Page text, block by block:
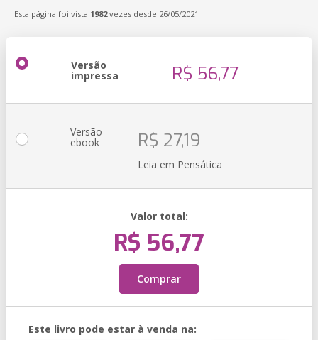
Esta página foi vista 1982vezes desde 26/05/2021
Versão
impressa R$ 56,77
Versão
ebook R$ 27,19
Leia em Pensática
Valor total:
R$ 56,77
Comprar
Este livro pode estar à venda na: